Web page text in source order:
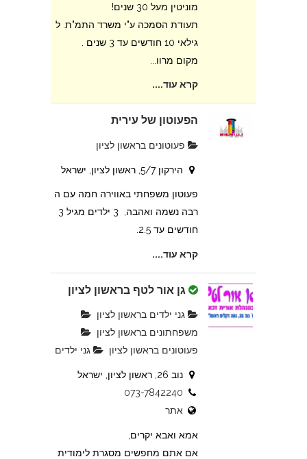
מוניטין מעל 30 שנים!
תעודת הסמכה ע"י משרד התמ"ת. ל
גילאי 10 חודשים עד 3 שנים .
מקום מרוו...
קרא עוד....
הפעוטון של עירית
פעוטונים בראשון לציון
הירקון 5/7, ראשון לציון, ישראל
פעוטון משפחתי באווירה חמה עם ה
חודשים עד 2.5.
קרא עוד....
גן אור לטף בראשון לציון
גני ילדים בראשון לציון
משפחתונים בראשון לציון
פעוטונים בראשון לציון
גני ילדים
נוב 26, ראשון לציון, ישראל
073-7842240
אתר
אמא ואבא יקרים,
אם אתם מחפשים מסגרת לימודית